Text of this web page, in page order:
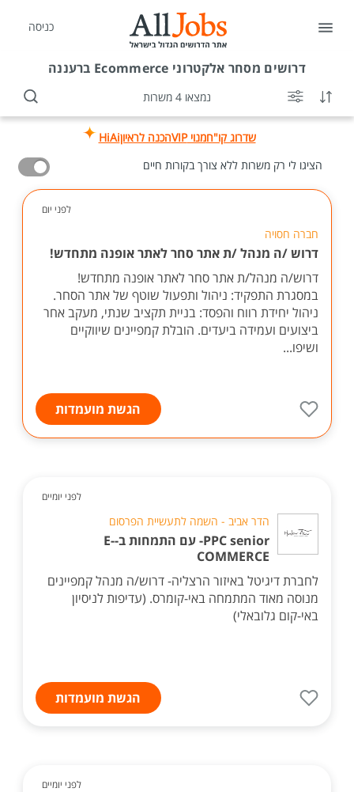
כניסה
דרושים מסחר אלקטרוני Ecommerce ברעננה
נמצאו 4 משרות
שדרוג קו"חמנוי VIP הכנה לראיוןHiAi
הציגו לי רק משרות ללא צורך בקורות חיים
לפני יום
חברה חסויה
דרוש /ה מנהל /ת אתר סחר לאתר אופנה מתחדש!
דרוש/ה מנהל/ת אתר סחר לאתר אופנה מתחדש!
במסגרת התפקיד: ניהול ותפעול שוטף של אתר הסחר.
ניהול יחידת רווח והפסד: בניית תקציב שנתי, מעקב אחר
ביצועים ועמידה ביעדים. הובלת קמפיינים שיווקיים
ושיפו...
הגשת מועמדות
לפני יומיים
הדר אביב - השמה לתעשיית הפרסום
PPC senior- עם התמחות ב-E-
COMMERCE
לחברת דיגיטל באיזור הרצליה- דרוש/ה מנהל קמפיינים
מנוסה מאוד המתמחה באי-קומרס. (עדיפות לניסיון
באי-קום גלובאלי)
הגשת מועמדות
לפני יומיים